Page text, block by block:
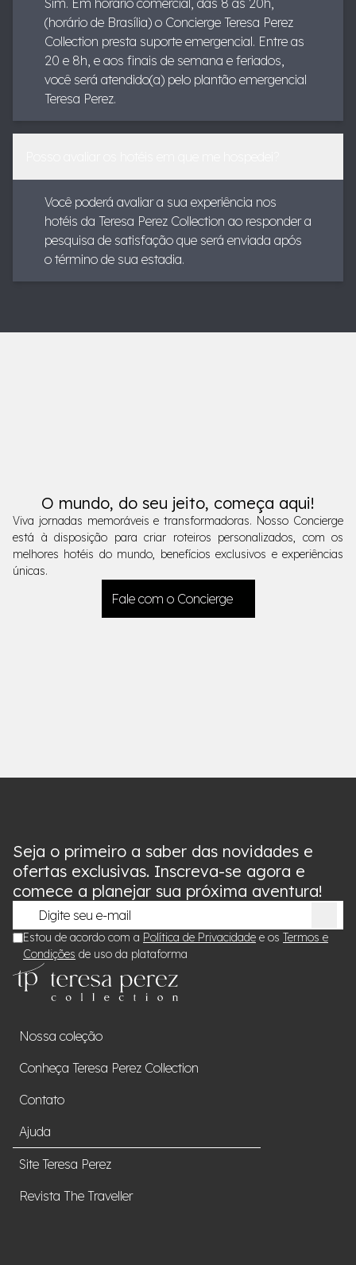
Sim. Em horário comercial, das 8 às 20h,
(horário de Brasília) o Concierge Teresa Perez
Collection presta suporte emergencial. Entre as
20 e 8h, e aos finais de semana e feriados,
você será atendido(a) pelo plantão emergencial
Teresa Perez.
Você poderá avaliar a sua experiência nos
hotéis da Teresa Perez Collection ao responder a
pesquisa de satisfação que será enviada após
o término de sua estadia.
O mundo, do seu jeito, começa aqui!
Viva jornadas memoráveis e transformadoras. Nosso Concierge
está à disposição para criar roteiros personalizados, com os
melhores hotéis do mundo, benefícios exclusivos e experiências
únicas.
Fale com o Concierge
Nossa coleção
Conheça Teresa Perez Collection
Contato
Ajuda
Site Teresa Perez
Revista The Traveller
Seja o primeiro a saber das novidades e
ofertas exclusivas. Inscreva-se agora e
comece a planejar sua próxima aventura!
Estou de acordo com a Política de Privacidade e os Termos e
Condições de uso da plataforma